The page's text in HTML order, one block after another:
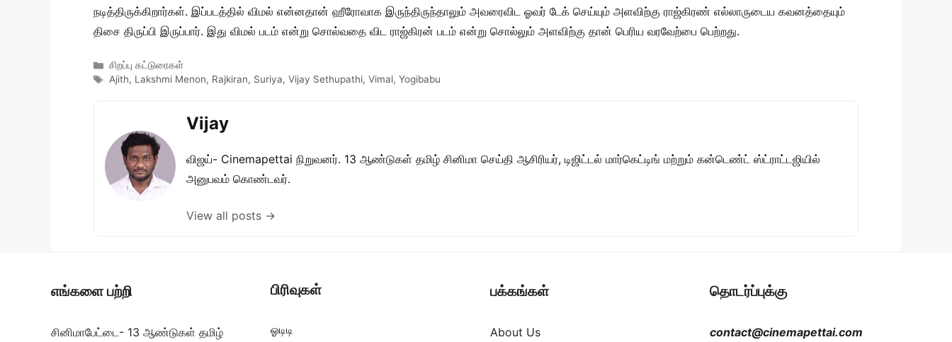
நடித்திருக்கிறார்கள். இப்படத்தில் விமல் என்னதான் ஹீரோவாக இருந்திருந்தாலும் அவரைவிட ஓவர் டேக் செய்யும் அளவிற்கு ராஜ்கிரண் எல்லாருடைய கவனத்தையும்
திசை திருப்பி இருப்பார். இது விமல் படம் என்று சொல்வதை விட ராஜ்கிரன் படம் என்று சொல்லும் அளவிற்கு தான் பெரிய வரவேற்பை பெற்றது.
Categories
சிறப்பு கட்டுரைகள்
Tags
Ajith, Lakshmi Menon, Rajkiran, Suriya, Vijay Sethupathi, Vimal, Yogibabu
Vijay
விஜய்- Cinemapettai நிறுவனர். 13 ஆண்டுகள் தமிழ் சினிமா செய்தி ஆசிரியர், டிஜிட்டல் மார்கெட்டிங் மற்றும் கன்டெண்ட் ஸ்ட்ராட்டஜியில்
அனுபவம் கொண்டவர்.
View all posts →
எங்களை பற்றி
சினிமாபேட்டை- 13 ஆண்டுகள் தமிழ்
பிரிவுகள்
ஓடிடி
பக்கங்கள்
About Us
தொடர்ப்புக்கு
contact@cinemapettai.com